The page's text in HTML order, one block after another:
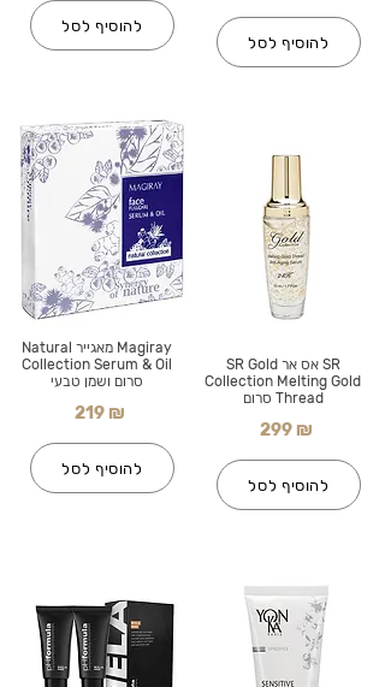
להוסיף לסל
Magiray מאגייר Natural
Collection Serum & Oil
סרום ושמן טבעי
219 ₪
להוסיף לסל
להוסיף לסל
SR אס אר SR Gold
Collection Melting Gold
Thread סרום
299 ₪
להוסיף לסל